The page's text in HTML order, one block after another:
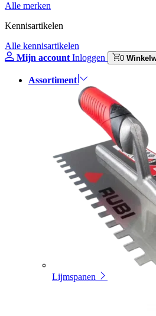
Alle merken
Kennisartikelen
Alle kennisartikelen
Mijn account Inloggen 0
Assortiment
Lijmspanen